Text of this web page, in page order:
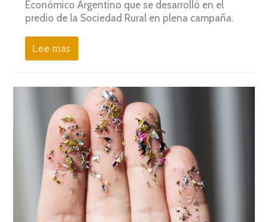
Económico Argentino que se desarrolló en el
predio de la Sociedad Rural en ​​plena campaña.
Lee mas